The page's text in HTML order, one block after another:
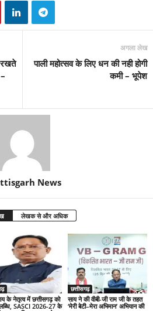
रखते
अगला लेख
पाली महोत्सव के लिए धन की नही होगी
कमी – भूपेश
News
लेखक से और अधिक
के नेतृत्व में छत्तीसगढ़ को
SASCI 2026-27 के
छत्तीसगढ़
साय ने की वीबी-जी राम जी के तहत
‘मेरी बेटी–मेरा अभिमान’ अभियान की